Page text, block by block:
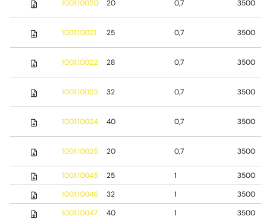
1001.10020 20 0,7 3500
1001.10021 25 0,7 3500
1001.10022 28 0,7 3500
1001.10023 32 0,7 3500
1001.10024 40 0,7 3500
1001.10025 20 0,7 3500
1001.10045 25 1
3500
1001.10046
32 1
3500
1001.10047
40 1
3500